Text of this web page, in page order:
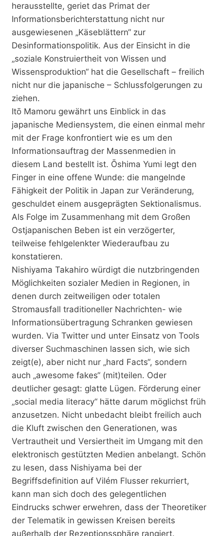
herausstellte, geriet das Primat der
Informationsberichterstattung nicht nur
ausgewiesenen „Käseblättern“ zur
Desinformationspolitik. Aus der Einsicht in die
„soziale Konstruiertheit von Wissen und
Wissensproduktion“ hat die Gesellschaft – freilich
nicht nur die japanische – Schlussfolgerungen zu
ziehen.
Itō Mamoru gewährt uns Einblick in das
japanische Mediensystem, die einen einmal mehr
mit der Frage konfrontiert wie es um den
Informationsauftrag der Massenmedien in
diesem Land bestellt ist. Ōshima Yumi legt den
Finger in eine offene Wunde: die mangelnde
Fähigkeit der Politik in Japan zur Veränderung,
geschuldet einem ausgeprägten Sektionalismus.
Als Folge im Zusammenhang mit dem Großen
Ostjapanischen Beben ist ein verzögerter,
teilweise fehlgelenkter Wiederaufbau zu
konstatieren.
Nishiyama Takahiro würdigt die nutzbringenden
Möglichkeiten sozialer Medien in Regionen, in
denen durch zeitweiligen oder totalen
Stromausfall traditioneller Nachrichten- wie
Informationsübertragung Schranken gewiesen
wurden. Via Twitter und unter Einsatz von Tools
diverser Suchmaschinen lassen sich, wie sich
zeigt(e), aber nicht nur „hard Facts“, sondern
auch „awesome fakes“ (mit)teilen. Oder
deutlicher gesagt: glatte Lügen. Förderung einer
„social media literacy“ hätte darum möglichst früh
anzusetzen. Nicht unbedacht bleibt freilich auch
die Kluft zwischen den Generationen, was
Vertrautheit und Versiertheit im Umgang mit den
elektronisch gestützten Medien anbelangt. Schön
zu lesen, dass Nishiyama bei der
Begriffsdefinition auf Vilém Flusser rekurriert,
kann man sich doch des gelegentlichen
Eindrucks schwer erwehren, dass der Theoretiker
der Telematik in gewissen Kreisen bereits
außerhalb der Rezeptionssphäre rangiert.